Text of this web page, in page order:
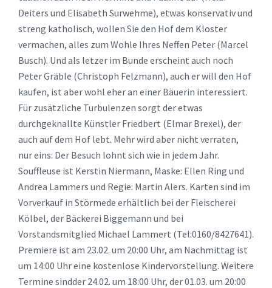
Deiters und Elisabeth Surwehme), etwas konservativ und
streng katholisch, wollen Sie den Hof dem Kloster
vermachen, alles zum Wohle Ihres Neffen Peter (Marcel
Busch). Und als letzer im Bunde erscheint auch noch
Peter Gräble (Christoph Felzmann), auch er will den Hof
kaufen, ist aber wohl eher an einer Bäuerin interessiert.
Für zusätzliche Turbulenzen sorgt der etwas
durchgeknallte Künstler Friedbert (Elmar Brexel), der
auch auf dem Hof lebt. Mehr wird aber nicht verraten,
nur eins: Der Besuch lohnt sich wie in jedem Jahr.
Souffleuse ist Kerstin Niermann, Maske: Ellen Ring und
Andrea Lammers und Regie: Martin Alers. Karten sind im
Vorverkauf in Störmede erhältlich bei der Fleischerei
Kölbel, der Bäckerei Biggemann und bei
Vorstandsmitglied Michael Lammert (Tel:0160/8427641).
Premiere ist am 23.02. um 20:00 Uhr, am Nachmittag ist
um 14:00 Uhr eine kostenlose Kindervorstellung. Weitere
Termine sindder 24.02. um 18:00 Uhr, der 01.03. um 20:00